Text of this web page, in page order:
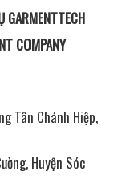
GARMENTTECH
COMPANY
Tân Chánh Hiệp,
Huyện Sóc